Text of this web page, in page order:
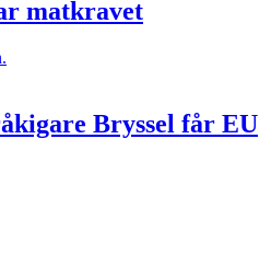
matkravet
Bryssel får EU